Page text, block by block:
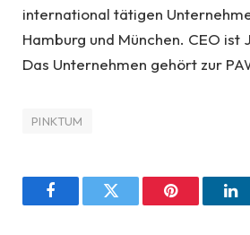
international tätigen
Hamburg und München. CEO ist
Das Unternehmen gehört zur
PINKTUM
FacebookTwitter Pinterest